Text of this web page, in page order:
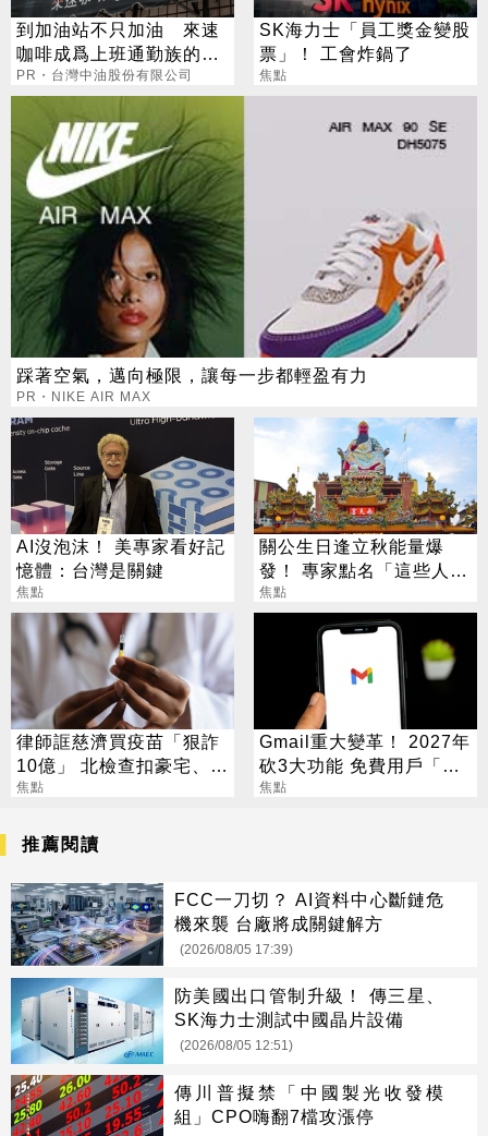
到加油站不只加油 來速
咖啡成爲上班通勤族的新
選擇
PR・台灣中油股份有限公司
SK海力士「員工獎金變股
票」！ 工會炸鍋了
焦點
踩著空氣，邁向極限，讓每一步都輕盈有力
PR・NIKE AIR MAX
AI沒泡沫！ 美專家看好記
憶體：台灣是關鍵
焦點
關公生日逢立秋能量爆
發！ 專家點名「這些人」
別亂拜
焦點
律師誆慈濟買疫苗「狠詐
10億」 北檢查扣豪宅、搜
出158公斤黃金
焦點
Gmail重大變革！ 2027年
砍3大功能 免費用戶「這
好康」不能用了
焦點
推薦閱讀
FCC一刀切？ AI資料中心斷鏈危
機來襲 台廠將成關鍵解方
(2026/08/05 17:39)
防美國出口管制升級！ 傳三星、
SK海力士測試中國晶片設備
(2026/08/05 12:51)
傳川普擬禁「中國製光收發模
組」CPO嗨翻7檔攻漲停